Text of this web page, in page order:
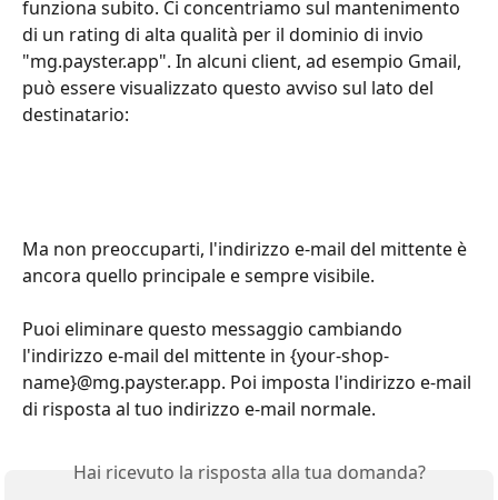
funziona subito. Ci concentriamo sul mantenimento
di un rating di alta qualità per il dominio di invio
"mg.payster.app". In alcuni client, ad esempio Gmail,
può essere visualizzato questo avviso sul lato del
destinatario:
Ma non preoccuparti, l'indirizzo e-mail del mittente è
ancora quello principale e sempre visibile.
Puoi eliminare questo messaggio cambiando
l'indirizzo e-mail del mittente in {your-shop-
name}@mg.payster.app. Poi imposta l'indirizzo e-mail
di risposta al tuo indirizzo e-mail normale.
Hai ricevuto la risposta alla tua domanda?